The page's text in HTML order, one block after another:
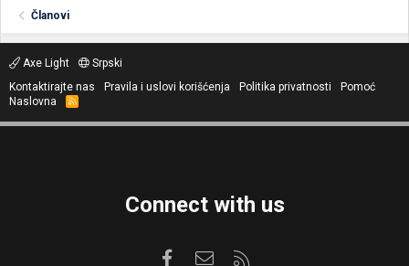
Članovi
Axe Light
Srpski
Kontaktirajte nas
Pravila i uslovi korišćenja Politika privatnosti
Pomoć
Naslovna
R
S
Connect with us
FacebookKontaktirajte nas